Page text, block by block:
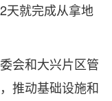
天就完成从拿地
会和大兴片区管
推动基础设施和